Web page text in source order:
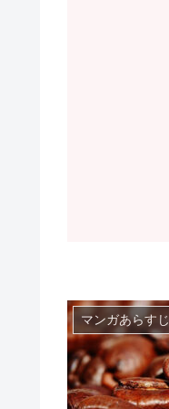
マンガあらすじ